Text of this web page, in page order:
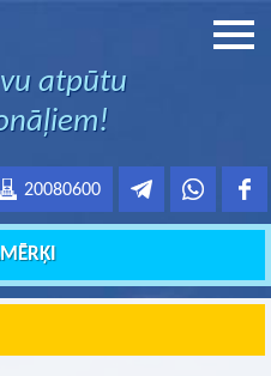
atpūtu
20080600